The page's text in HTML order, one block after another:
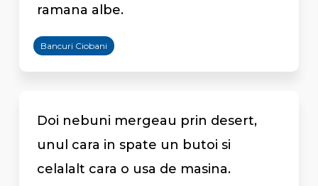
ramana albe.
Bancuri Ciobani
Doi nebuni mergeau prin desert,
unul cara in spate un butoi si
celalalt cara o usa de masina.